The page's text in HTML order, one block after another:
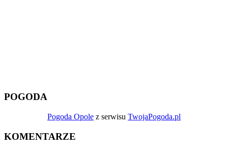
POGODA
Pogoda Opole z serwisu TwojaPogoda.pl
KOMENTARZE